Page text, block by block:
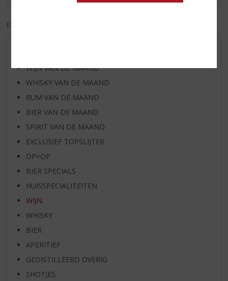
EXCL. BTW
WIJN VAN DE MAAND
WHISKY VAN DE MAAND
RUM VAN DE MAAND
BIER VAN DE MAAND
SPIRIT VAN DE MAAND
EXCLUSIEF TOPSLIJTER
OP=OP
BIER SPECIALS
HUISSPECIALITEITEN
WIJN
WHISKY
BIER
APERITIEF
GEDISTILLEERD OVERIG
SHOTJES